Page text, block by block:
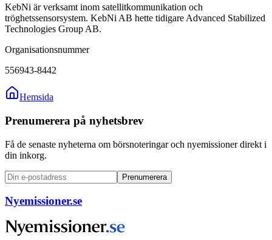
KebNi är verksamt inom satellitkommunikation och
tröghetssensorsystem. KebNi AB hette tidigare Advanced Stabilized
Technologies Group AB.
Organisationsnummer
556943-8442
Hemsida
Prenumerera på nyhetsbrev
Få de senaste nyheterna om börsnoteringar och nyemissioner direkt i
din inkorg.
Prenumerera
Nyemissioner.se